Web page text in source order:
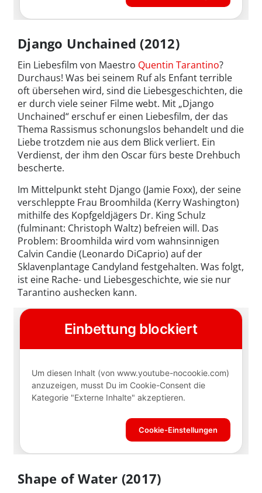
Django Unchained (2012)
Ein Liebesfilm von Maestro Quentin Tarantino?
Durchaus! Was bei seinem Ruf als Enfant terrible
oft übersehen wird, sind die Liebesgeschichten, die
er durch viele seiner Filme webt. Mit „Django
Unchained“ erschuf er einen Liebesfilm, der das
Thema Rassismus schonungslos behandelt und die
Liebe trotzdem nie aus dem Blick verliert. Ein
Verdienst, der ihm den Oscar fürs beste Drehbuch
bescherte.
Im Mittelpunkt steht Django (Jamie Foxx), der seine
verschleppte Frau Broomhilda (Kerry Washington)
mithilfe des Kopfgeldjägers Dr. King Schulz
(fulminant: Christoph Waltz) befreien will. Das
Problem: Broomhilda wird vom wahnsinnigen
Calvin Candie (Leonardo DiCaprio) auf der
Sklavenplantage Candyland festgehalten. Was folgt,
ist eine Rache- und Liebesgeschichte, wie sie nur
Tarantino aushecken kann.
Shape of Water (2017)